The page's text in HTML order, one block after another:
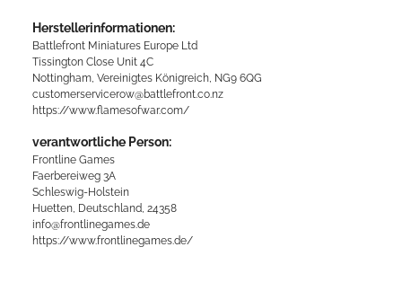
Herstellerinformationen:
Battlefront Miniatures Europe Ltd
Tissington Close Unit 4C
Nottingham, Vereinigtes Königreich, NG9 6QG
customerservicerow@battlefront.co.nz
https://www.flamesofwar.com/
verantwortliche Person:
Frontline Games
Faerbereiweg 3A
Schleswig-Holstein
Huetten, Deutschland, 24358
info@frontlinegames.de
https://www.frontlinegames.de/